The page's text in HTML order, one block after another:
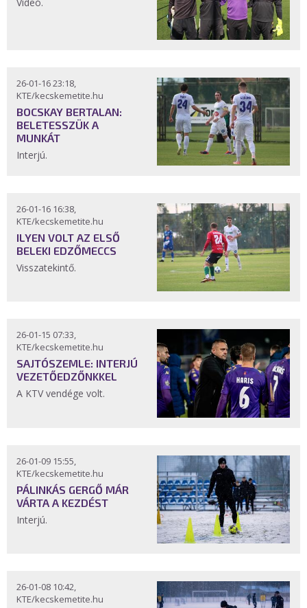
26-01-16 23:18,
KTE/kecskemetite.hu
BOCSKAY BERTALAN:
BELETESSZÜK A
MUNKÁT
Interjú.
26-01-16 16:38,
KTE/kecskemetite.hu
ILYEN VOLT AZ ELSŐ
BELEKI EDZŐMECCS
Visszatekintő.
26-01-15 07:33,
KTE/kecskemetite.hu
SAJTÓSZEMLE: INTERJÚ
VEZETŐEDZŐNKKEL
A KTV vendége volt.
26-01-09 15:55,
KTE/kecskemetite.hu
PÁLINKÁS GERGŐ MÁR
VÁRTA A KEZDÉST
Interjú.
26-01-08 10:42,
KTE/kecskemetite.hu